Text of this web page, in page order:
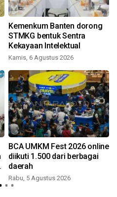
Kemenkum Banten dorong
STMKG bentuk Sentra
Kekayaan Intelektual
Kamis, 6 Agustus 2026
BCA UMKM Fest 2026 online
diikuti 1.500 dari berbagai
daerah
Rabu, 5 Agustus 2026